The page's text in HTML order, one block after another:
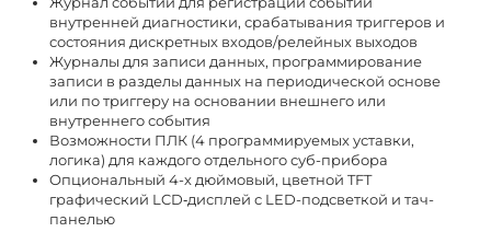
внутренней диагностики, срабатывания триггеров и
состояния дискретных входов/релейных выходов
Журналы для записи данных, программирование
записи в разделы данных на периодической основе
или по триггеру на основании внешнего или
внутреннего события
Возможности ПЛК (4 программируемых уставки,
логика) для каждого отдельного суб-прибора
Опциональный 4-х дюймовый, цветной TFT
графический LCD‑дисплей с LED-подсветкой и тач-
панелью